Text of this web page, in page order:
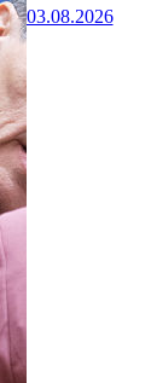
03.08.2026